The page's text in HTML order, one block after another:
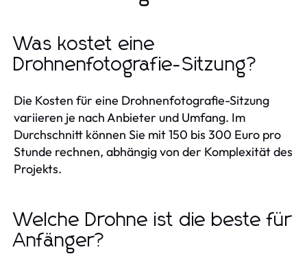
Was kostet eine
Drohnenfotografie-Sitzung?
Die Kosten für eine Drohnenfotografie-Sitzung
variieren je nach Anbieter und Umfang. Im
Durchschnitt können Sie mit 150 bis 300 Euro pro
Stunde rechnen, abhängig von der Komplexität des
Projekts.
Welche Drohne ist die beste für
Anfänger?